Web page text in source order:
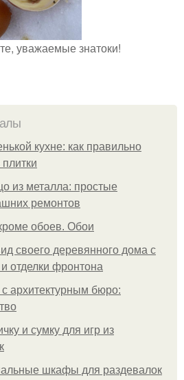
уважаемые знатоки!
кухне: как правильно
из металла: простые
ремонтов
обоев. Обои
своего деревянного дома с
отделки фронтона
с архитектурным бюро:
и сумку для игр из
шкафы для раздевалок